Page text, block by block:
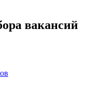
вакансий